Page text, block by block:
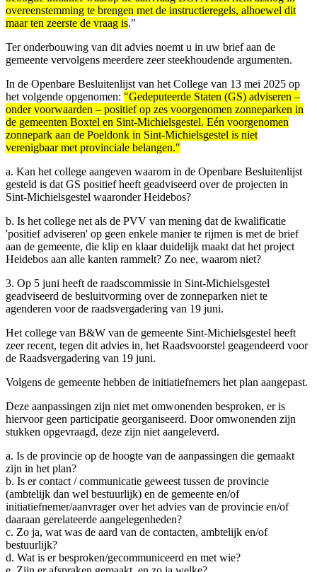
overeenstemming te brengen met de instructieregels, alhoewel dit
maar ten zeerste de vraag is."
Ter onderbouwing van dit advies noemt u in uw brief aan de
gemeente vervolgens meerdere zeer steekhoudende argumenten.
In de Openbare Besluitenlijst van het College van 13 mei 2025 op
het volgende opgenomen: "Gedeputeerde Staten (GS) adviseren –
onder voorwaarden – positief op zes voorgenomen zonneparken in
de gemeenten Boxtel en Sint-Michielsgestel. Eén voorgenomen
zonnepark aan de Poeldonk in Sint-Michielsgestel is niet
verenigbaar met provinciale belangen."
a. Kan het college aangeven waarom in de Openbare Besluitenlijst
gesteld is dat GS positief heeft geadviseerd over de projecten in
Sint-Michielsgestel waaronder Heidebos?
b. Is het college net als de PVV van mening dat de kwalificatie
'positief adviseren' op geen enkele manier te rijmen is met de brief
aan de gemeente, die klip en klaar duidelijk maakt dat het project
Heidebos aan alle kanten rammelt? Zo nee, waarom niet?
3. Op 5 juni heeft de raadscommissie in Sint-Michielsgestel
geadviseerd de besluitvorming over de zonneparken niet te
agenderen voor de raadsvergadering van 19 juni.
Het college van B&W van de gemeente Sint-Michielsgestel heeft
zeer recent, tegen dit advies in, het Raadsvoorstel geagendeerd voor
de Raadsvergadering van 19 juni.
Volgens de gemeente hebben de initiatiefnemers het plan aangepast.
Deze aanpassingen zijn niet met omwonenden besproken, er is
hiervoor geen participatie georganiseerd. Door omwonenden zijn
stukken opgevraagd, deze zijn niet aangeleverd.
a. Is de provincie op de hoogte van de aanpassingen die gemaakt
zijn in het plan?
b. Is er contact / communicatie geweest tussen de provincie
(ambtelijk dan wel bestuurlijk) en de gemeente en/of
initiatiefnemer/aanvrager over het advies van de provincie en/of
daaraan gerelateerde aangelegenheden?
c. Zo ja, wat was de aard van de contacten, ambtelijk en/of
bestuurlijk?
d. Wat is er besproken/gecommuniceerd en met wie?